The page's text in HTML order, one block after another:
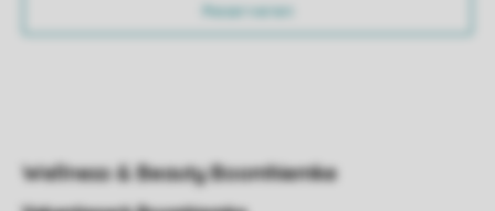
Reserveren